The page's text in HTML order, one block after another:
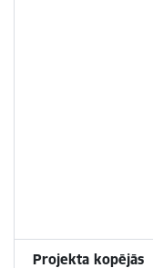
Projekta kopējās